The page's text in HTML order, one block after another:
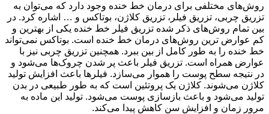
روش‌های مختلفی برای درمان خط خنده وجود دارد که می‌توان به
تزریق چربی، تزریق فیلر، تزریق کلاژن، بوتاکس و … اشاره کرد. در
بین تمام روش‌های ذکر شده تزریق فیلر خط خنده یکی از بهترین و
کم عوارض ترین روش‌های درمان خط خنده است. بوتاکس نمی‌تواند
خط خنده را به طور کامل از بین ببرد. همچنین تزریق چربی نیز با
عوارض همراه است. تزریق فیلر باعث پر شدن چروک‌ها می‌شود و
در نتیجه سطح پوست را هموار می‌سازد. فیلرها باعث افزایش تولید
کلاژن می‌شوند. کلاژن یک پروتئین است که به طور طبیعی در بدن
تولید می‌شود و باعث بازسازی پوست می‌شود. تولید این ماده به
مرور زمان و افزایش سن کاهش پیدا می‌کند.